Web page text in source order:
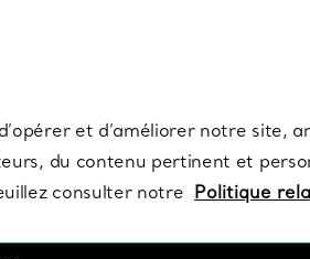
et d’améliorer notre site,
du contenu pertinent et
consulter notre Politique